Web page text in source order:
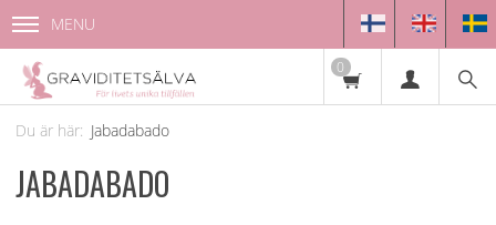
MENU
0
Jabadabado
JABADABADO